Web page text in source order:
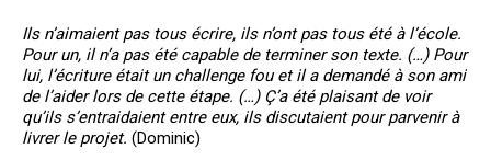
Ils n’aimaient pas tous écrire, ils n’ont pas tous été à l’école.
Pour un, il n’a pas été capable de terminer son texte. (…) Pour
lui, l’écriture était un challenge fou et il a demandé à son ami
de l’aider lors de cette étape. (…) Ç’a été plaisant de voir
qu’ils s’entraidaient entre eux, ils discutaient pour parvenir à
livrer le projet. (Dominic)